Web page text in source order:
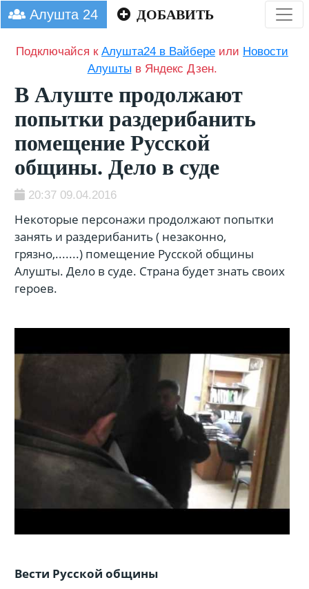
Алушта 24 ДОБАВИТЬ
Подключайся кАлушта24 в Вайбере или Новости
Алушты в Яндекс Дзен.
В Алуште продолжают
попытки раздерибанить
помещение Русской
общины. Дело в суде
20:37 09.04.2016
Некоторые персонажи продолжают попытки
занять и раздерибанить ( незаконно,
грязно,.......) помещение Русской общины
Алушты. Дело в суде. Страна будет знать своих
героев.
Вести Русской общины